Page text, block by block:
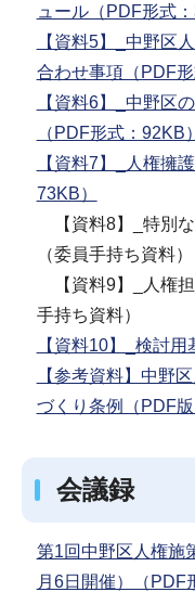
ュール（PDF形式：
【資料5】_中野区
合わせ事項（PDF形
【資料6】_中野区
（PDF形式：92KB）
【資料7】_人権擁
73KB）
【資料8】_特別
（委員手持ち資料）
【資料9】_人権担
手持ち資料）
【資料10】_検討
【参考資料】中野
づくり条例（PDF
会議録
第1回中野区人権施
月6日開催）（PDF